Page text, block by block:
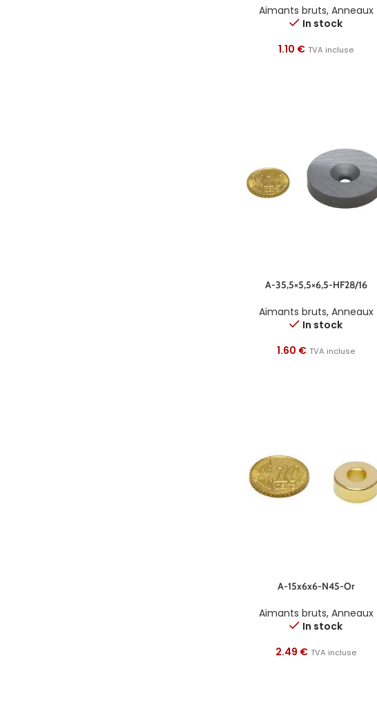
Aimants bruts, Anneaux
In stock
1.10 € TVA incluse
A-35,5×5,5×6,5-HF28/16
Aimants bruts, Anneaux
In stock
1.60 € TVA incluse
A-15x6x6-N45-Or
Aimants bruts, Anneaux
In stock
2.49 € TVA incluse